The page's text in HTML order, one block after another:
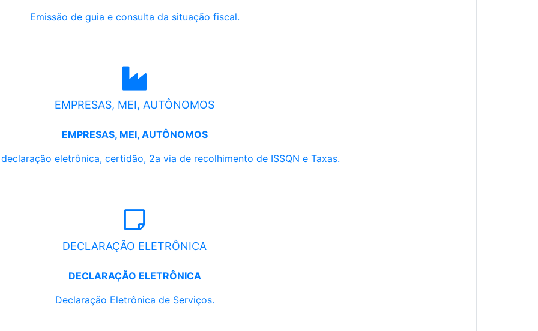
Emissão de guia e consulta da situação fiscal.
EMPRESAS, MEI, AUTÔNOMOS
EMPRESAS, MEI, AUTÔNOMOS
eletrônica, certidão, 2a via de recolhimento de ISSQN e Taxas.
DECLARAÇÃO ELETRÔNICA
DECLARAÇÃO ELETRÔNICA
Declaração Eletrônica de Serviços.